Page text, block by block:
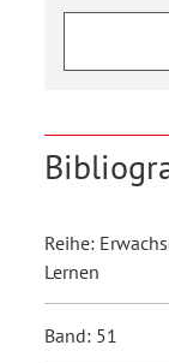
Reihe:
Lernen
Band: 51